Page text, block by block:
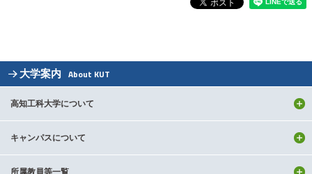
大学案内 About KUT
高知工科大学について
キャンパスについて